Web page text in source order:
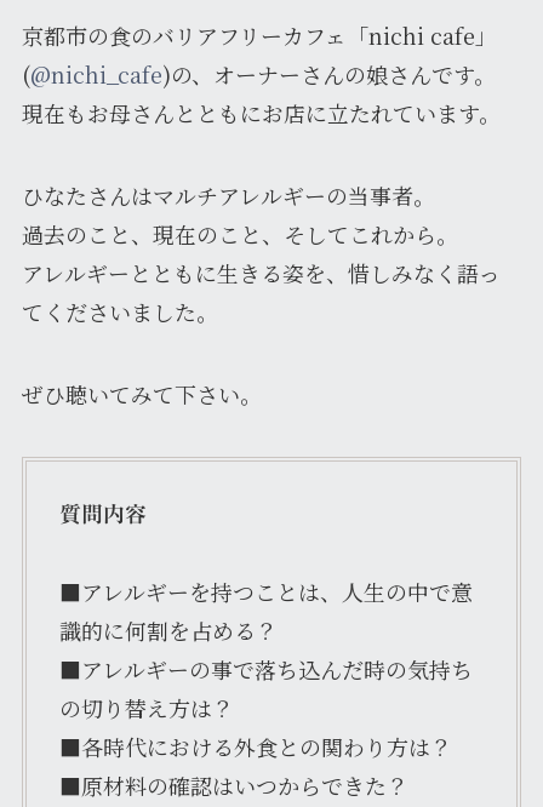
京都市の食のバリアフリーカフェ「nichi cafe」
(@nichi_cafe)の、オーナーさんの娘さんです。
現在もお母さんとともにお店に立たれています。
ひなたさんはマルチアレルギーの当事者。
過去のこと、現在のこと、そしてこれから。
アレルギーとともに生きる姿を、惜しみなく語っ
てくださいました。
ぜひ聴いてみて下さい。
質問内容
■アレルギーを持つことは、人生の中で意
識的に何割を占める？
■アレルギーの事で落ち込んだ時の気持ち
の切り替え方は？
■各時代における外食との関わり方は？
■原材料の確認はいつからできた？